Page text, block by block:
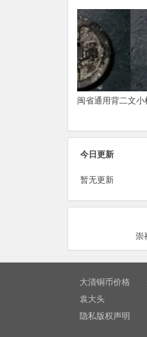
闽省通用背二文小
今日更新
暂无更新
崇
大清铜币价格
袁大头
隐私版权声明